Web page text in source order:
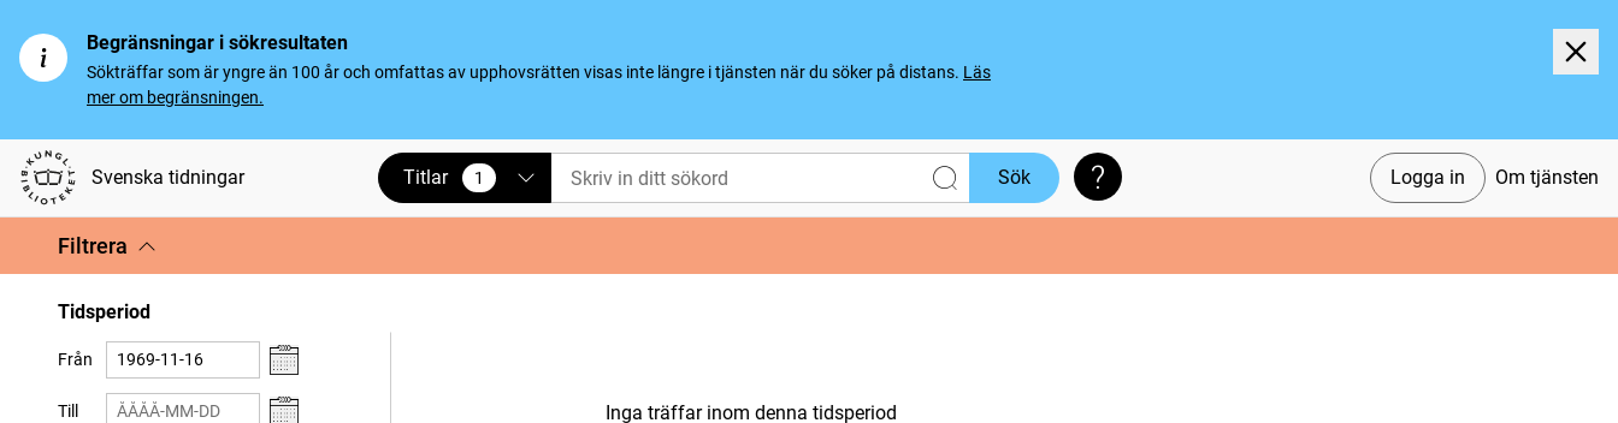
Begränsningar i sökresultaten
Sökträffar som är yngre än 100 år och omfattas av upphovsrätten visas inte längre i tjänsten när du söker på distans. Läs
mer om begränsningen.
Svenska tidningar Logga in Om tjänsten
Titlar 1
vald Sök Söktips
Filtrera
Tidsperiod
Från
Till Inga träffar inom denna tidsperiod